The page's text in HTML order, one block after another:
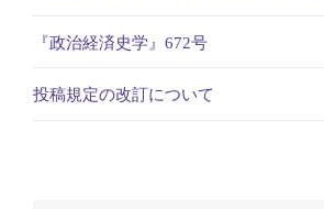
『政治経済史学』672号
投稿規定の改訂について